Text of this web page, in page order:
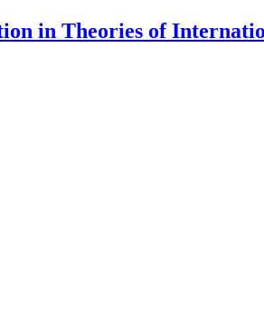
in Theories of